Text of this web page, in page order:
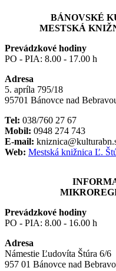
BÁNOVSKÉ
MESTSKÁ
Prevádzkové hodiny
PO - PIA: 8.00 - 17.00 h
Adresa
5. apríla 795/18
95701 Bánovce nad
Tel: 038/760 27 67
Mobil: 0948 274 743
E-mail:
Web: Mestská knižnica Ľ.
Prevádzkové hodiny
PO - PIA: 8.00 - 16.00 h
Adresa
Námestie Ľudovíta Štúra 6/6
957 01 Bánovce nad